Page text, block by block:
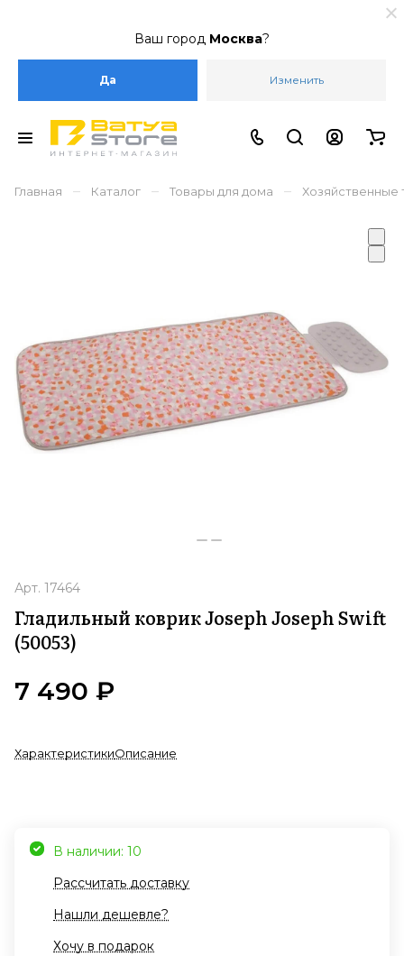
Ваш город Москва?
Да Изменить
Главная – Каталог – Товары для дома – Хозяйственные
Арт. 17464
Гладильный коврик Joseph Joseph Swift
(50053)
7 490 ₽
ХарактеристикиОписание
В наличии: 10
Рассчитать доставку
Нашли дешевле?
Хочу в подарок